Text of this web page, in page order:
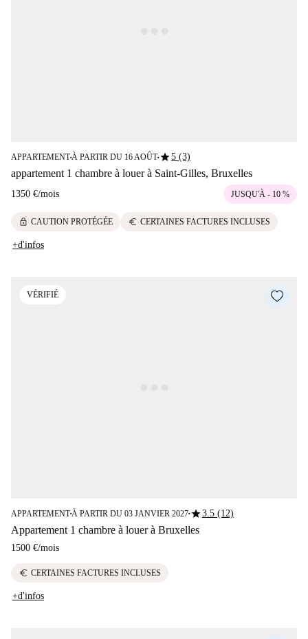
APPARTEMENT■À PARTIR DU 16 AOÛT■star5 (3)
appartement 1 chambre à louer à Saint-Gilles, Bruxelles
1350 €/mois JUSQU'À - 10 %
lock CAUTION PROTÉGÉE euro CERTAINES FACTURES INCLUSES
+d'infos
VÉRIFIÉ
APPARTEMENT■À PARTIR DU 03 JANVIER 2027■star3.5 (12)
Appartement 1 chambre à louer à Bruxelles
1500 €/mois
euro CERTAINES FACTURES INCLUSES
+d'infos